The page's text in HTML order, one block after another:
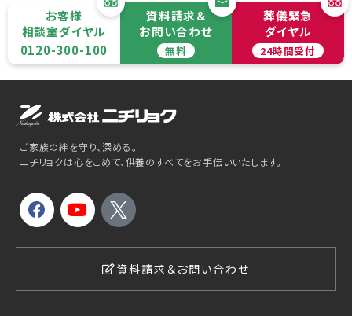
お客様
相談室ダイヤル
0120-300-100
資料請求＆
お問い合わせ
無料
葬儀緊急
ダイヤル
24時間受付
ご家族の絆を守り、深める。
ニチリョクは心をこめて、供養のすべてをお手伝いいたします。
資料請求＆お問い合わせ